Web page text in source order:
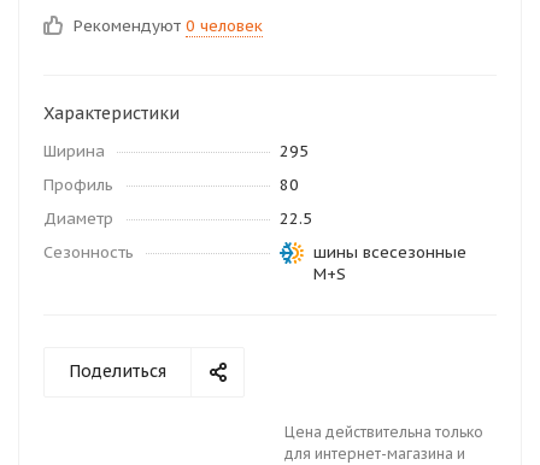
Рекомендуют 0 человек
Характеристики
Ширина
295
Профиль
80
Диаметр
22.5
Сезонность
шины всесезонные
M+S
Поделиться
Цена действительна только
для интернет-магазина и